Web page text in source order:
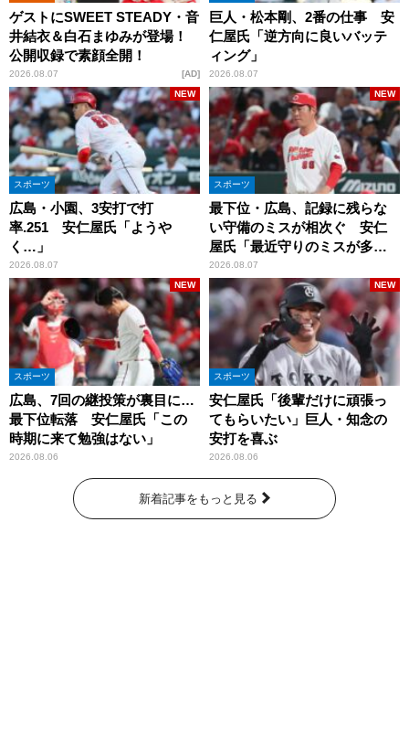
ゲストにSWEET STEADY・音
井結衣＆白石まゆみが登場！
公開収録で素顔全開！
2026.08.07 AD
巨人・松本剛、2番の仕事 安
仁屋氏「逆方向に良いバッテ
ィング」
2026.08.07
スポーツ
広島・小園、3安打で打
率.251 安仁屋氏「ようや
く…」
2026.08.07
NEW
スポーツ
最下位・広島、記録に残らな
い守備のミスが相次ぐ 安仁
屋氏「最近守りのミスが多
い」
2026.08.07
NEW
スポーツ
広島、7回の継投策が裏目に…
最下位転落 安仁屋氏「この
時期に来て勉強はない」
2026.08.06
NEW
スポーツ
安仁屋氏「後輩だけに頑張っ
てもらいたい」巨人・知念の
安打を喜ぶ
2026.08.06
NEW
新着記事をもっと見る